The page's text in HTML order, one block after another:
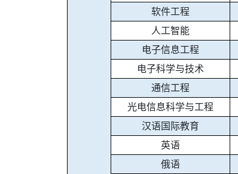
软件工程
人工智能
电子信息工程
电子科学与技术
通信工程
光电信息科学与工程
汉语国际教育
英语
俄语